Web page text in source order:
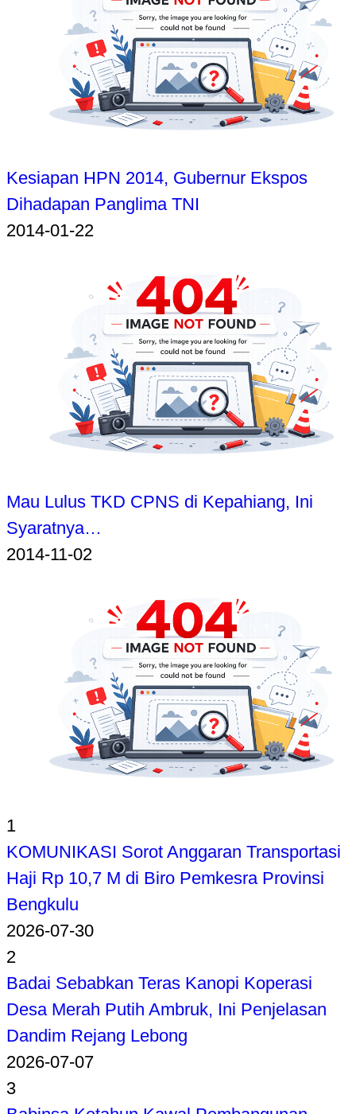
Kesiapan HPN 2014, Gubernur Ekspos
Dihadapan Panglima TNI
2014-01-22
Mau Lulus TKD CPNS di Kepahiang, Ini
Syaratnya…
2014-11-02
1
KOMUNIKASI Sorot Anggaran Transportasi
Haji Rp 10,7 M di Biro Pemkesra Provinsi
Bengkulu
2026-07-30
2
Badai Sebabkan Teras Kanopi Koperasi
Desa Merah Putih Ambruk, Ini Penjelasan
Dandim Rejang Lebong
2026-07-07
3